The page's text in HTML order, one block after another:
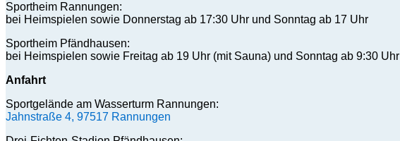
Sportheim Rannungen:
bei Heimspielen sowie Donnerstag ab 17:30 Uhr und Sonntag ab 17 Uhr
Sportheim Pfändhausen:
bei Heimspielen sowie Freitag ab 19 Uhr (mit Sauna) und Sonntag ab 9:30 Uhr
Anfahrt
Sportgelände am Wasserturm Rannungen:
Jahnstraße 4, 97517 Rannungen